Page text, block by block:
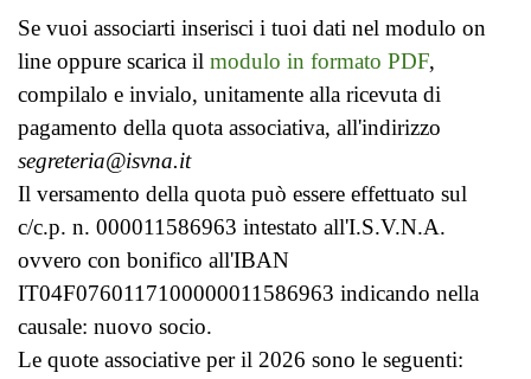
Se vuoi associarti inserisci i tuoi dati nel modulo on
line oppure scarica il modulo in formato PDF,
compilalo e invialo, unitamente alla ricevuta di
pagamento della quota associativa, all'indirizzo
segreteria@isvna.it
Il versamento della quota può essere effettuato sul
c/c.p. n. 000011586963 intestato all'I.S.V.N.A.
ovvero con bonifico all'IBAN
IT04F0760117100000011586963 indicando nella
causale: nuovo socio.
Le quote associative per il 2026 sono le seguenti: